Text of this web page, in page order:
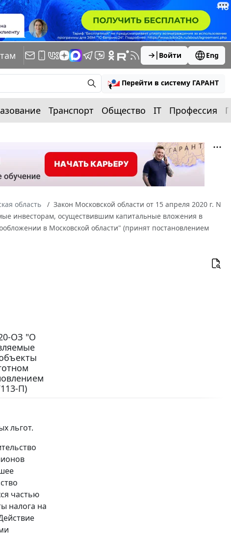
Войти Eng
Перейти в систему ГАРАНТ
Транспорт Общество IT Профессия
область
Закон Московской области от 15 апреля 2020 г. N
инвесторам, осуществившим капитальные вложения в
в Московской области" (принят постановлением
ОЗ "О
П)
льгот.
частью
налога на